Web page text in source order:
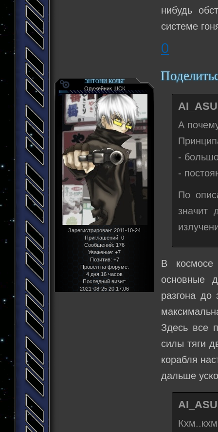
нибудь
системе
0
ЭНТОНИ КОЛЬТ
Оружейник ШСК
Зарегистрирован: 2011-10-24
Приглашений: 0
Сообщений: 176
Уважение: +7
Позитив: +7
Провел на форуме:
4 дня 16 часов
Последний визит:
2021-08-25 20:17:06
А
-
-
По
значит
В космосе
основные
разгона до
Здесь все
силы тяги
корабля
дальше